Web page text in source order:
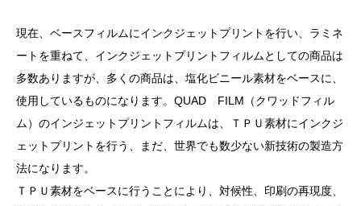
現在、ベースフィルムにインクジェットプリントを行い、ラミネ
ートを重ねて、インクジェットプリントフィルムとしての商品は
多数ありますが、多くの商品は、塩化ビニール素材をベースに、
使用しているものになります。QUAD FILM（クワッドフィル
ム）のインジェットプリントフィルムは、ＴＰＵ素材にインクジ
ェットプリントを行う、まだ、世界でも数少ない新技術の製造方
法になります。
ＴＰＵ素材をベースに行うことにより、対候性、印刷の再現度、